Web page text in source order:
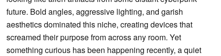
future. Bold angles, aggressive lighting, and garish
aesthetics dominated this niche, creating devices that
screamed their purpose from across any room. Yet
something curious has been happening recently, a quiet